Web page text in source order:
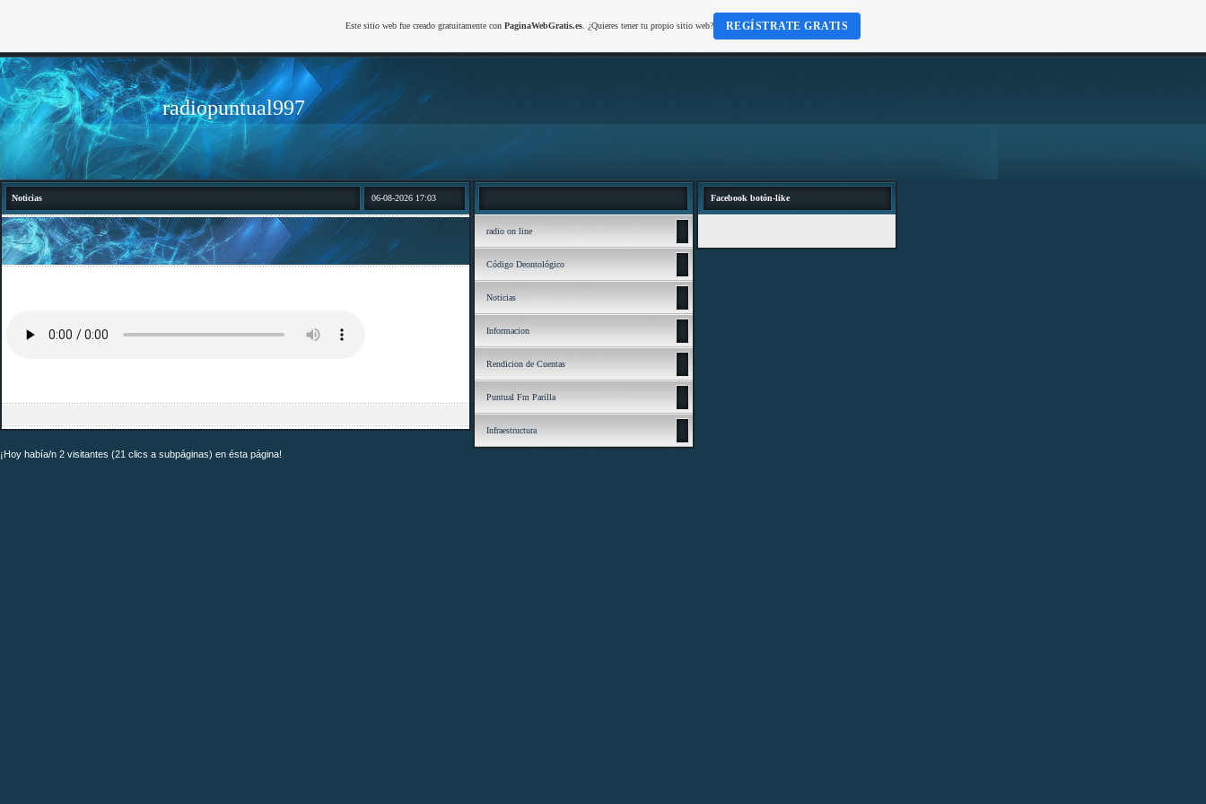
radiopuntual997
Noticias 06-08-2026 17:03
radio on line
Código Deontológico
Noticias
Informacion
Rendicion de Cuentas
Puntual Fm Parilla
Infraestructura
Facebook botón-like
¡Hoy había/n 2 visitantes (21 clics a subpáginas) en ésta página!
Este sitio web fue creado gratuitamente con PaginaWebGratis.es. ¿Quieres tener tu propio sitio web? REGÍSTRATE GRATIS